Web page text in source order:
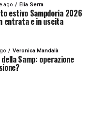
ago Elia Serra
estivo Sampdoria 2026
entrata e in uscita
Veronica Mandalà
Samp: operazione